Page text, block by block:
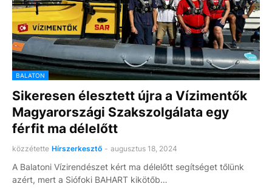
BALATON
Sikeresen élesztett újra a Vízimentők
Magyarországi Szakszolgálata egy
férfit ma délelőtt
közzétette Hírszerkesztő - augusztus 18, 2024
A Balatoni Vízirendészet kért ma délelőtt segítséget tőlünk
azért, mert a Siófoki BAHART kikötőb…